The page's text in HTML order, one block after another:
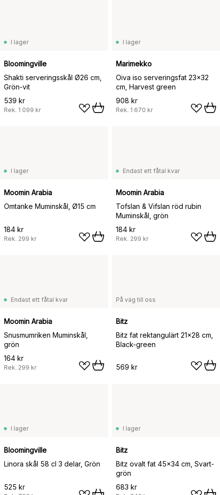
I lager
Bloomingville
Shakti serveringsskål Ø26 cm,
Grön-vit
539 kr
Rek. 1 099 kr
I lager
Marimekko
Oiva iso serveringsfat 23x32
cm, Harvest green
908 kr
Rek. 1 670 kr
I lager
Moomin Arabia
Omtanke Muminskål, Ø15 cm
184 kr
Rek. 299 kr
Endast ett fåtal kvar
Moomin Arabia
Tofslan & Vifslan röd rubin
Muminskål, grön
184 kr
Rek. 299 kr
Endast ett fåtal kvar
Moomin Arabia
Snusmumriken Muminskål,
grön
164 kr
Rek. 299 kr
På väg till oss
Bitz
Bitz fat rektangulärt 21x28 cm,
Black-green
569 kr
I lager
Bloomingville
Linora skål 58 cl 3 delar, Grön
525 kr
I lager
Bitz
Bitz ovalt fat 45x34 cm, Svart-
grön
683 kr